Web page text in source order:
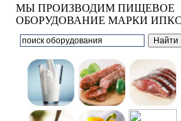
МЫ ПРОИЗВОДИМ ПИЩЕВОЕ
ОБОРУДОВАНИЕ МАРКИ ИПКС